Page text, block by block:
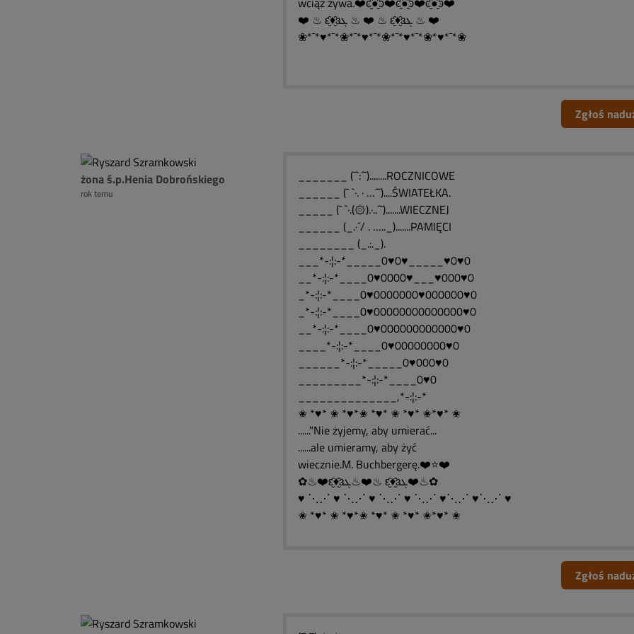
❤️ ♨ ԑ̮̑♦̮̑ɜܓ ♨ ❤️ ♨ ԑ̮̑♦̮̑ɜܓ ♨ ❤️
❀*¯*♥*¯*❀*¯*♥*¯*❀*¯*♥*¯*❀*♥*¯*❀
Zgłoś
żona ś.p.Henia Dobrońskiego
rok temu
_______ (¯`:´¯)........ROCZNICOWE
______ (¯ `·. · …´¯)....ŚWIATEŁKA.
_____ (¯ `·.(۞).·..´¯).......WIECZNEJ
______ (_.·´/ . ….._).......PAMIĘCI
________ (_.:._).
___*-:¦:-*_____0♥0♥_____♥0♥0
__*-:¦:-*____0♥0000♥___♥000♥0
_*-:¦:-*____0♥0000000♥000000♥0
_*-:¦:-*____0♥00000000000000♥0
__*-:¦:-*____0♥000000000000♥0
____*-:¦:-*____0♥00000000♥0
______*-:¦:-*_____0♥000♥0
_________*-:¦:-*____0♥0
______________,*-:¦:-*
✬ *♥* ✬ *♥*✬ *♥* ✬ *♥* ✬*♥* ✬
......"Nie żyjemy, aby umierać...
......ale umieramy, aby żyć
wiecznie.M. Buchbergerę.❤️⭐❤️
✿♨❤️ԑ̮̑♦̮̑ɜܓ♨❤️♨ ԑ̮̑♦̮̑ɜܓ❤️♨✿
♥ ⋱⋰ ♥ ⋱⋰ ♥ ⋱⋰ ♥ ⋱⋰ ♥⋱⋰ ♥⋱⋰ ♥
✬ *♥* ✬ *♥*✬ *♥* ✬ *♥* ✬*♥* ✬
Zgłoś